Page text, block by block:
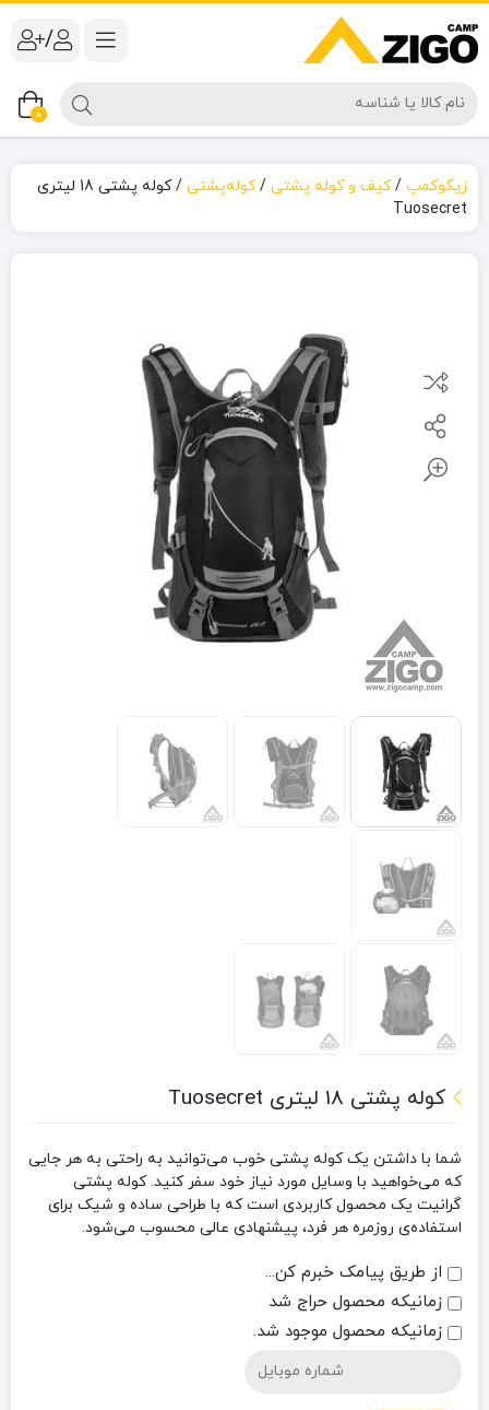
/
0
زیگوکمپ /کیف و کوله پشتی /کوله‌پشتی /
کوله پشتی 18 لیتری
Tuosecret
کوله پشتی 18 لیتری Tuosecret
شما با داشتن یک کوله‌ پشتی خوب می‌توانید به راحتی به هر جایی
که می‌خواهید با وسایل مورد نیاز خود سفر کنید. کوله پشتی
گرانیت یک محصول کاربردی است که با طراحی ساده و شیک برای
استفاده‌ی روزمره هر فرد، پیشنهادی عالی محسوب می‌شود.
از طریق پیامک خبرم کن...
زمانیکه محصول حراج شد
زمانیکه محصول موجود شد.